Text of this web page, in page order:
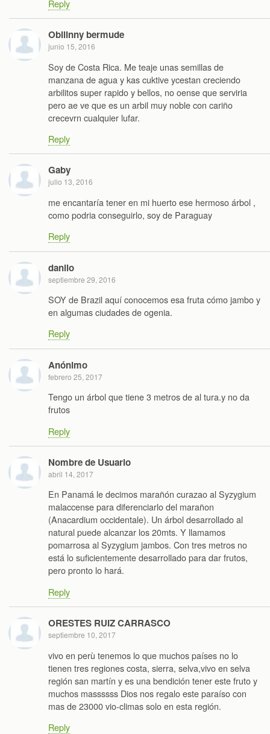
Reply
Obllinny bermude
junio 15, 2016
Soy de Costa Rica. Me teaje unas semillas de
manzana de agua y kas cuktive ycestan creciendo
arbilitos super rapido y bellos, no oense que serviria
pero ae ve que es un arbil muy noble con cariño
crecevrn cualquier lufar.
Reply
Gaby
julio 13, 2016
me encantaría tener en mi huerto ese hermoso árbol ,
como podria conseguirlo, soy de Paraguay
Reply
danilo
septiembre 29, 2016
SOY de Brazil aquí conocemos esa fruta cómo jambo y
en algumas ciudades de ogenia.
Reply
Anónimo
febrero 25, 2017
Tengo un árbol que tiene 3 metros de al tura.y no da
frutos
Reply
Nombre de Usuario
abril 14, 2017
En Panamá le decimos marañón curazao al Syzygium
malaccense para diferenciarlo del marañon
(Anacardium occidentale). Un árbol desarrollado al
natural puede alcanzar los 20mts. Y llamamos
pomarrosa al Syzygium jambos. Con tres metros no
está lo suficientemente desarrollado para dar frutos,
pero pronto lo hará.
Reply
ORESTES RUIZ CARRASCO
septiembre 10, 2017
vivo en perù tenemos lo que muchos países no lo
tienen tres regiones costa, sierra, selva,vivo en selva
región san martín y es una bendición tener este fruto y
muchos massssss Dios nos regalo este paraíso con
mas de 23000 vio-climas solo en esta región.
Reply